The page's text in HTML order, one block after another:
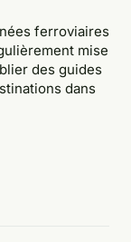
ferroviaires
mise
des guides
dans